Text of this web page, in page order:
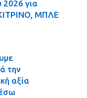
για
ΜΠΛΕ
την
αξία